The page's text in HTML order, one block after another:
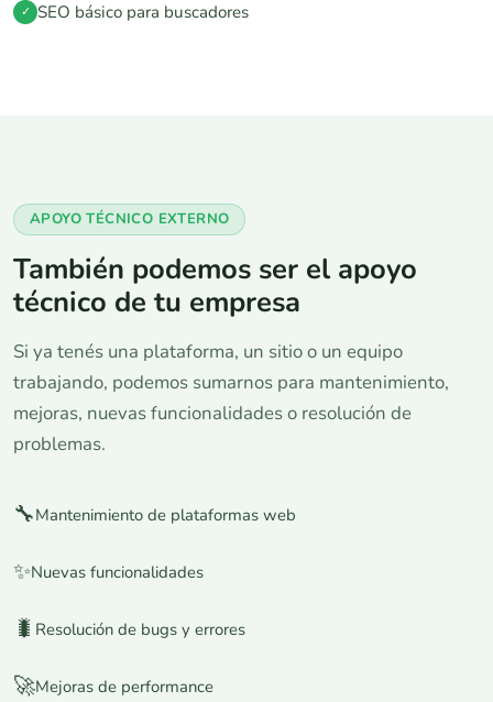
✓ SEO básico para buscadores
APOYO TÉCNICO EXTERNO
También podemos ser el apoyo
técnico de tu empresa
Si ya tenés una plataforma, un sitio o un equipo
trabajando, podemos sumarnos para mantenimiento,
mejoras, nuevas funcionalidades o resolución de
problemas.
🔧Mantenimiento de plataformas web
✨Nuevas funcionalidades
🐛 Resolución de bugs y errores
🚀Mejoras de performance